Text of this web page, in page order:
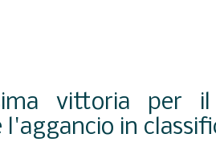
vittoria per
l'aggancio in